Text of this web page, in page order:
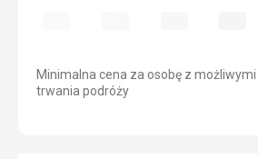
Minimalna cena za osobę z
trwania podróży